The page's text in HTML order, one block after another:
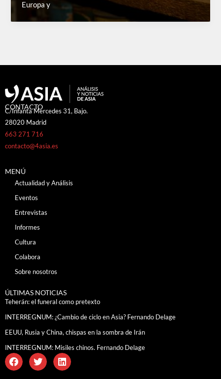
Europa y
CONTACTO
C/Infanta Mercedes 31, Bajo.
28020 Madrid
663 271 716
contacto@4asia.es
MENÚ
Actualidad y Análisis
Eventos
Entrevistas
Informes
Cultura
Colabora
Sobre nosotros
ÚLTIMAS NOTICIAS
Teherán: el funeral como pretexto
INTERREGNUM: ¿Cambio de ciclo en Asia? Fernando Delage
EEUU, Rusia y China, chispas en la sombra de Irán
INTERREGNUM: Misiles chinos. Fernando Delage